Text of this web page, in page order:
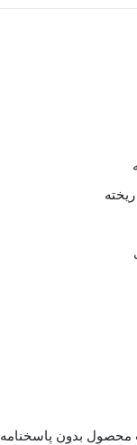
محصول بدون پاسخنامه